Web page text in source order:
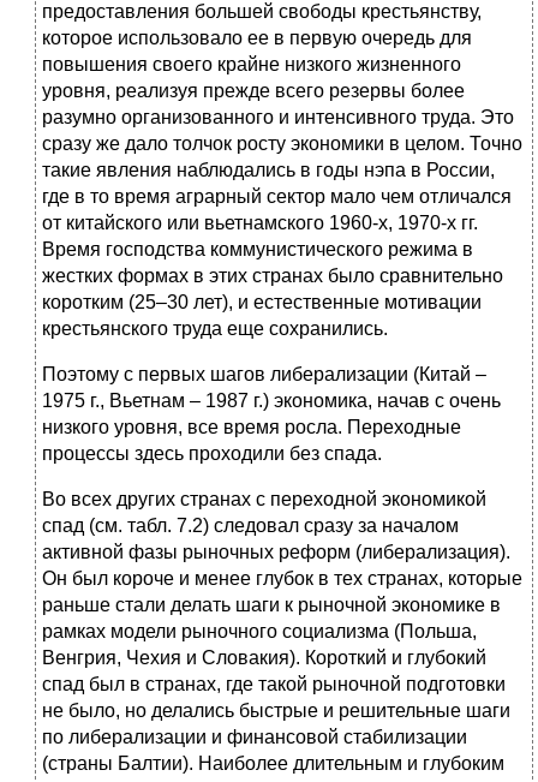
предоставления большей свободы крестьянству,
которое использовало ее в первую очередь для
повышения своего крайне низкого жизненного
уровня, реализуя прежде всего резервы более
разумно организованного и интенсивного труда. Это
сразу же дало толчок росту экономики в целом. Точно
такие явления наблюдались в годы нэпа в России,
где в то время аграрный сектор мало чем отличался
от китайского или вьетнамского 1960-х, 1970-х гг.
Время господства коммунистического режима в
жестких формах в этих странах было сравнительно
коротким (25–30 лет), и естественные мотивации
крестьянского труда еще сохранились.
Поэтому с первых шагов либерализации (Китай –
1975 г., Вьетнам – 1987 г.) экономика, начав с очень
низкого уровня, все время росла. Переходные
процессы здесь проходили без спада.
Во всех других странах с переходной экономикой
спад (см. табл. 7.2) следовал сразу за началом
активной фазы рыночных реформ (либерализация).
Он был короче и менее глубок в тех странах, которые
раньше стали делать шаги к рыночной экономике в
рамках модели рыночного социализма (Польша,
Венгрия, Чехия и Словакия). Короткий и глубокий
спад был в странах, где такой рыночной подготовки
не было, но делались быстрые и решительные шаги
по либерализации и финансовой стабилизации
(страны Балтии). Наиболее длительным и глубоким